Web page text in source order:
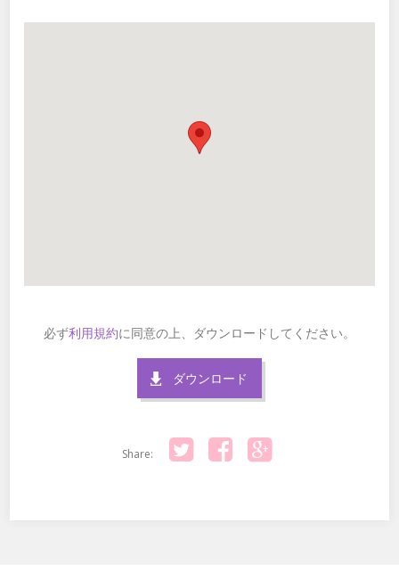
必ず利用規約に同意の上、ダウンロードしてください。
ダウンロード
Share: